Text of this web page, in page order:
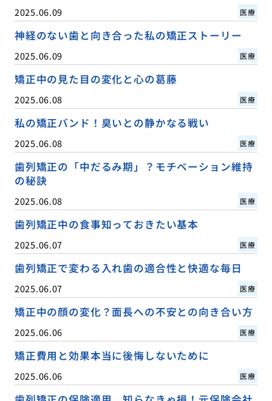
2025.06.09 医療
神経のない歯と向き合った私の矯正ストーリー
2025.06.09 医療
矯正中の見た目の変化と心の葛藤
2025.06.08 医療
私の矯正バンド！臭いとの静かなる戦い
2025.06.08 医療
歯列矯正の「中だるみ期」？モチベーション維持
の秘訣
2025.06.08 医療
歯列矯正中の食事知っておきたい基本
2025.06.07 医療
歯列矯正で変わる入れ歯の適合性と快適な毎日
2025.06.07 医療
矯正中の顔の変化？面長への不安との向き合い方
2025.06.06 医療
矯正費用と効果本当に後悔しないために
2025.06.06 医療